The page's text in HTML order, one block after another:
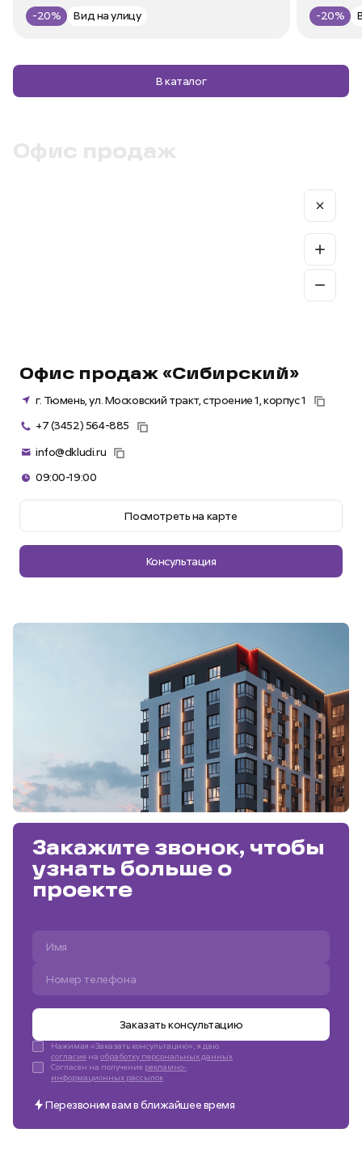
-20%
Вид на улицу
-20%
В каталог
Офис продаж
Офис продаж «Сибирский»
г. Тюмень, ул. Московский тракт, строение 1, корпус 1
+7 (3452) 564-885
info@dkludi.ru
09:00-19:00
Посмотреть на карте
Консультация
Закажите звонок, чтобы
узнать больше о
проекте
Заказать консультацию
Нажимая «Заказать консультацию», я даю
согласие на обработку персональных данных
Согласен на получение рекламно-
информационных рассылок
Перезвоним вам в ближайшее время